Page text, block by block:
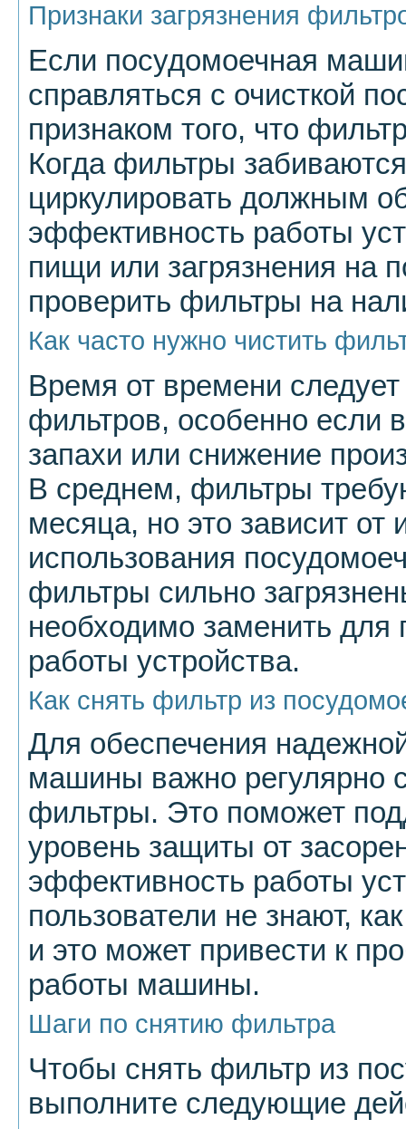
Признаки загрязнения
Если посудомоечная
справляться с очисткой
признаком того, что
Когда фильтры
циркулировать должным
эффективность работы
пищи или загрязнения на
проверить фильтры на
Как часто нужно чистить
Время от времени следует
фильтров, особенно если
запахи или снижение
В среднем, фильтры
месяца, но это зависит от
использования
фильтры сильно
необходимо заменить
работы устройства.
Как снять фильтр из
Для обеспечения
машины важно регулярно
фильтры. Это поможет
уровень защиты от
эффективность работы
пользователи не знают,
и это может привести к
работы машины.
Шаги по снятию фильтра
Чтобы снять фильтр из
выполните следующие